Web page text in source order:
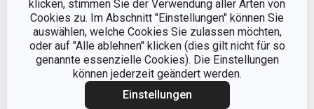
klicken, stimmen Sie der Verwendung aller Arten von
Cookies zu. Im Abschnitt "Einstellungen" können Sie
auswählen, welche Cookies Sie zulassen möchten,
oder auf "Alle ablehnen" klicken (dies gilt nicht für so
genannte essenzielle Cookies). Die Einstellungen
können jederzeit geändert werden.
Einstellungen
KATEGORIE
Teigzubereitung und
Verarbeitung
MATERIAL Rostfreier Edelstahl